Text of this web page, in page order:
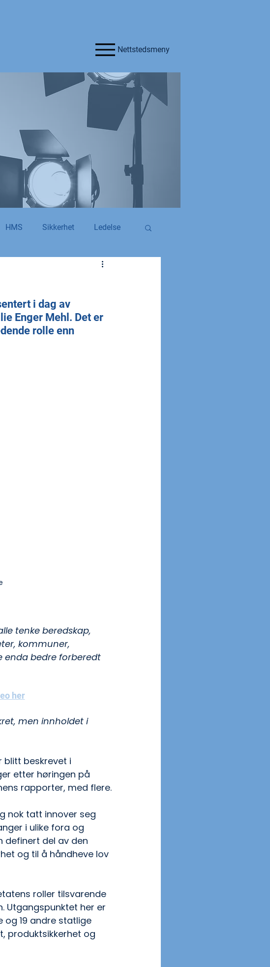
Nettstedsmeny
HMS Sikkerhet Ledelse
#jegerstatsansatt
YS og YS Stat
i dag av
Enger Mehl. Det er
rolle enn
tenke beredskap,
kommuner,
enda bedre forberedt
her
men innholdet i
blitt beskrevet i
etter høringen på
rapporter, med flere.
nok tatt innover seg
i ulike fora og
definert del av den
og til å håndheve lov
roller tilsvarende
Utgangspunktet her er
19 andre statlige
produktsikkerhet og